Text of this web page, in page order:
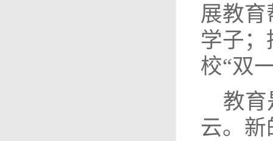
展教
学子
校“双
教育
云。